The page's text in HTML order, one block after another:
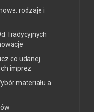
rodzaje i
Tradycyjnych
do udanej
imprez
materiału a